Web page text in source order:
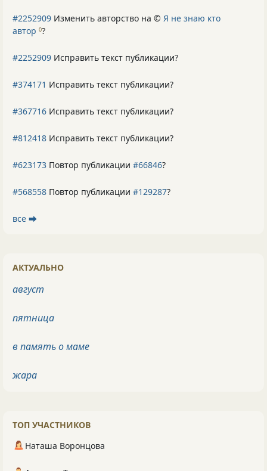
#2252909 Изменить авторство на © Я не знаю кто
автор 0?
#2252909 Исправить текст публикации?
#374171 Исправить текст публикации?
#367716 Исправить текст публикации?
#812418 Исправить текст публикации?
#623173 Повтор публикации #66846?
#568558 Повтор публикации #129287?
все ⮕
АКТУАЛЬНО
август
пятница
в память о маме
жара
ТОП УЧАСТНИКОВ
Наташа Воронцова